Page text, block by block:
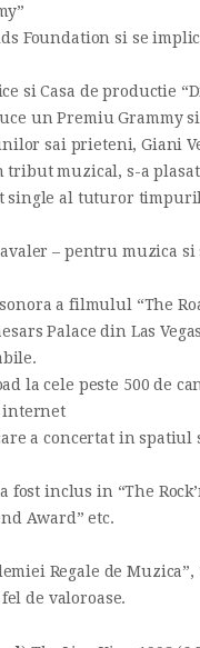
Foundation si se
si Casa de productie
un Premiu Grammy
sai prieteni, Giani
muzical, s-a plasat
single al tuturor
– pentru muzica
a filmulul “The
Palace din Las
la cele peste 500 de
internet
a concertat in spatiul
fost inclus in “The
Award” etc.
Regale de
de valoroase.